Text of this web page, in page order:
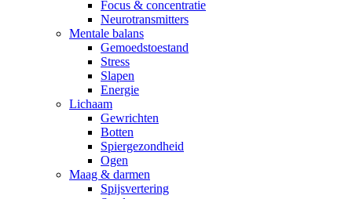
Focus & concentratie
Neurotransmitters
Mentale balans
Gemoedstoestand
Stress
Slapen
Energie
Lichaam
Gewrichten
Botten
Spiergezondheid
Ogen
Maag & darmen
Spijsvertering